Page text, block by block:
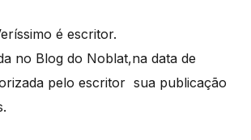
é escritor.
no Blog do Noblat,na data de
pelo escritor sua publicação